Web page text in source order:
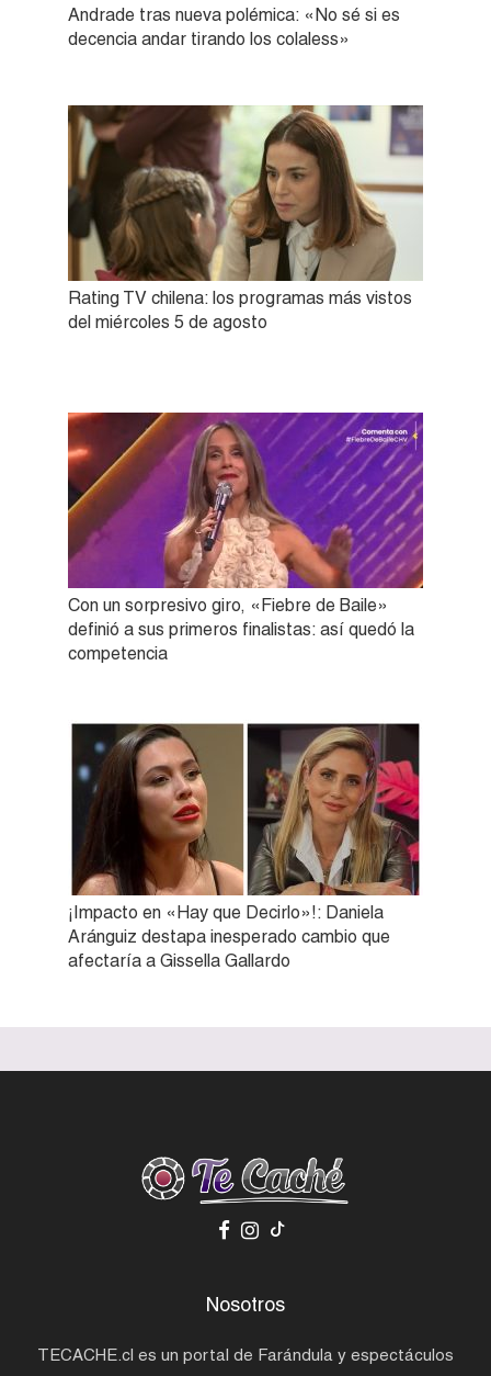
Andrade tras nueva polémica: «No sé si es
decencia andar tirando los colaless»
Rating TV chilena: los programas más vistos
del miércoles 5 de agosto
Con un sorpresivo giro, «Fiebre de Baile»
definió a sus primeros finalistas: así quedó la
competencia
¡Impacto en «Hay que Decirlo»!: Daniela
Aránguiz destapa inesperado cambio que
afectaría a Gissella Gallardo
Nosotros
TECACHE.cl es un portal de Farándula y espectáculos